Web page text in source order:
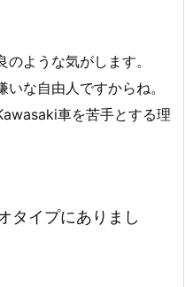
ような気がします。
な自由人ですからね。
車を苦手とする理
タイプにありまし